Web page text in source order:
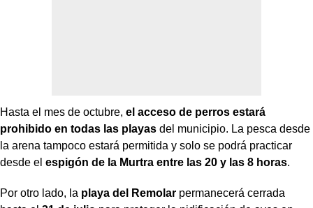
Hasta el mes de octubre, el acceso de perros estará
prohibido en todas las playas del municipio. La pesca desde
la arena tampoco estará permitida y solo se podrá practicar
desde el espigón de la Murtra entre las 20 y las 8 horas.
Por otro lado, la playa del Remolar permanecerá cerrada